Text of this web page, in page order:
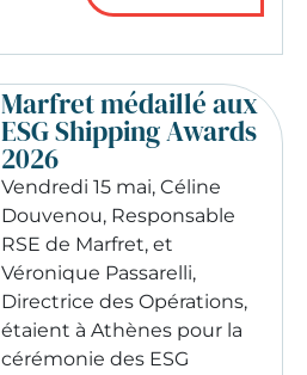
Marfret médaillé aux
ESG Shipping Awards
2026
Vendredi 15 mai, Céline
Douvenou, Responsable
RSE de Marfret, et
Véronique Passarelli,
Directrice des Opérations,
étaient à Athènes pour la
cérémonie des ESG